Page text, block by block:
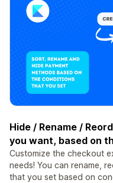
Hide / Rename /
you want, based on
Customize the checkout
needs! You can rename,
that you set based on